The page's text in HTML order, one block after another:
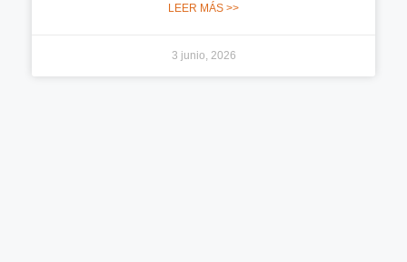
LEER MÁS >>
3 junio, 2026